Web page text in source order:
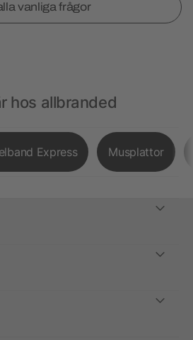
vanliga frågor
hos allbranded
Express Musplattor